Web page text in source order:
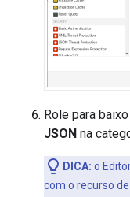
Role para
JSON na
DICA: o
com o recurso